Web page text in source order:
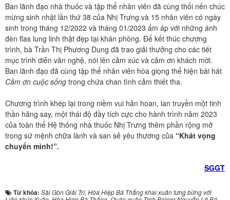
Ban lãnh đạo nhà thuốc và tập thể nhân viên đã cùng thổi nến chúc
mừng sinh nhật lần thứ 38 của Nhị Trưng và 15 nhân viên có ngày
sinh trong tháng 12/2022 và tháng 01/2023 ấm áp với những ánh
đèn flas lung linh thật đẹp tại khán phòng. Để kết thúc chương
trình, bà Trần Thị Phương Dung đã trao giải thưởng cho các tiết
mục trình diễn văn nghệ, nói lên cảm xúc và cảm ơn khách mời.
Ban lãnh đạo đã cùng tập thể nhân viên hòa giọng thể hiện bài hát
Cảm ơn cuộc sống trong chứa chan tình cảm thiết tha.
Chương trình khép lại trong niềm vui hân hoan, lan truyền một tinh
thần hăng say, một thái độ đầy tích cực cho hành trình năm 2023
của toàn thể Hệ thống nhà thuốc Nhị Trưng thêm phần rộng mở
trong sứ mệnh chữa lành và san sẻ yêu thương của “Khát vọng
chuyển mình!”.
SGGT
Từ khóa: Sài Gòn Giải Trí, Hòa Hiệp Bá Thắng khai xuân tưng bừng với